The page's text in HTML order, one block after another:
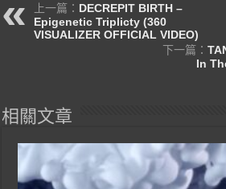
上一篇： DECREPIT BIRTH –
Epigenetic Triplicty (360
VISUALIZER OFFICIAL VIDEO)
下一篇：
In
相關文章